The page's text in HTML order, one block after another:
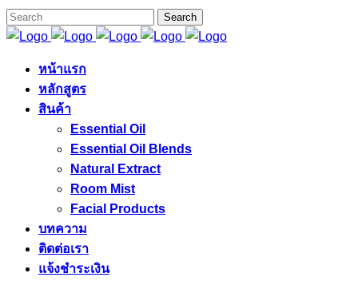
หน้าแรก
หลักสูตร
สินค้า
Essential Oil
Essential Oil Blends
Natural Extract
Room Mist
Facial Products
บทความ
ติดต่อเรา
แจ้งชำระเงิน